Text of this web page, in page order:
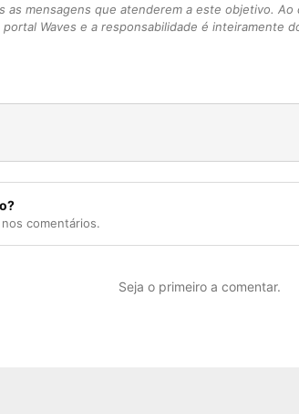
as mensagens que atenderem a este objetivo.
Waves e a responsabilidade é inteiramente
comentários.
Seja o primeiro a comentar.